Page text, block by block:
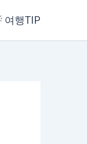
여행TIP